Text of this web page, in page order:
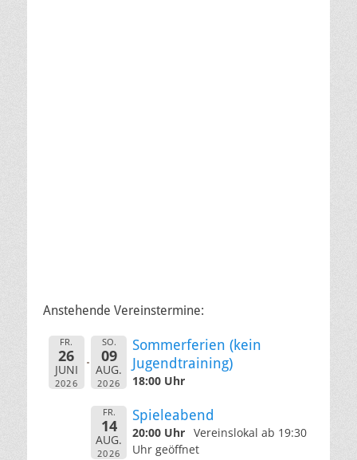
Anstehende Vereinstermine:
FR.
26
JUNI
2026
SO.
09
AUG.
2026
Sommerferien (kein
Jugendtraining)
18:00 Uhr
FR.
14
AUG.
2026
Spieleabend
20:00 Uhr Vereinslokal ab 19:30
Uhr geöffnet